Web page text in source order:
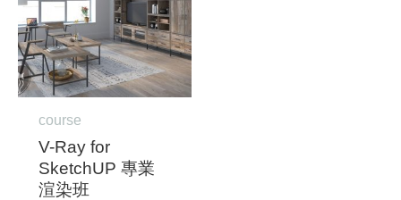
course
V-Ray for
SketchUP 專業
渲染班